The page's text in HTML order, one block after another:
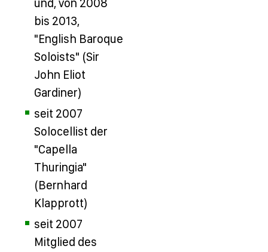
und, von 2008
bis 2013,
"English Baroque
Soloists" (Sir
John Eliot
Gardiner)
seit 2007
Solocellist der
"Capella
Thuringia"
(Bernhard
Klapprott)
seit 2007
Mitglied des